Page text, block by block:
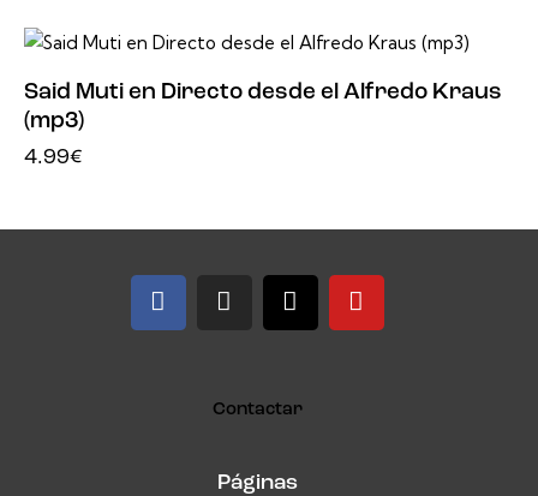
Said Muti en Directo desde el Alfredo Kraus
(mp3)
4.99€
Contactar
Páginas